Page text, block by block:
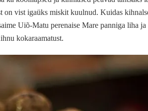
vist igaüks miskit kuulnud. Kuidas
Uiõ-Matu perenaise Mare panniga liha
kokaraamatust.